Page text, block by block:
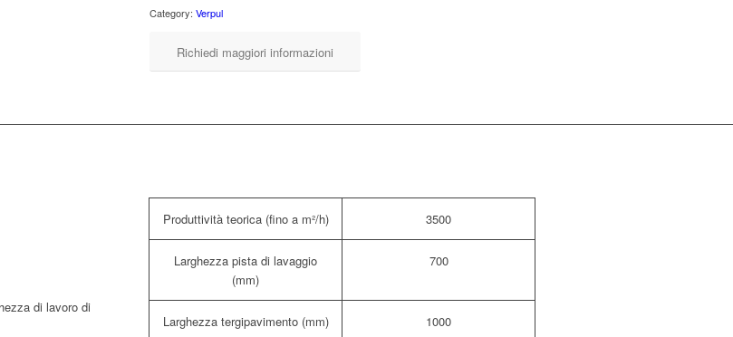
Category: Verpul
Richiedi maggiori informazioni
di lavoro di
Produttività teorica (fino a m²/h) 3500
Larghezza pista di lavaggio
(mm)
700
Larghezza tergipavimento (mm) 1000